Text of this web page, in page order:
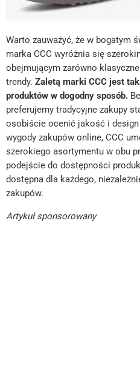
Warto zauważyć, że w bogatym
marka CCC wyróżnia się
obejmującym zarówno
trendy. Zaletą marki CCC jest
produktów w dogodny sposób.
preferujemy tradycyjne zakupy
osobiście ocenić jakość i
wygody zakupów online, CCC
szerokiego asortymentu w obu
podejście do dostępności
dostępna dla każdego,
zakupów.
Artykuł sponsorowany